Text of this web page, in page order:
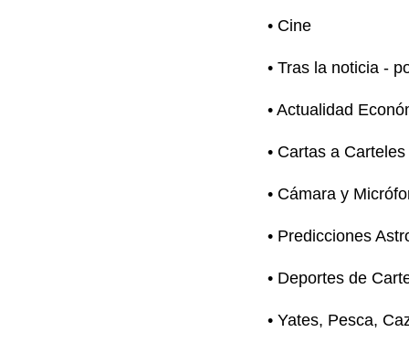
• Cine
• Tras la noticia -
• Actualidad
• Cartas a Carteles
• Cámara y
• Predicciones
• Deportes de
• Yates, Pesca,